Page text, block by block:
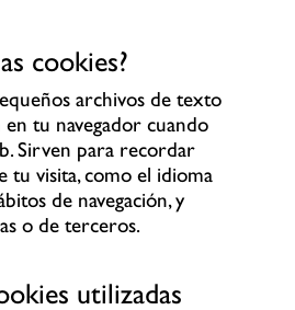
cookies?
archivos de texto
en tu navegador cuando
Sirven para recordar
tu visita, como el idioma
de navegación, y
o de terceros.
utilizadas